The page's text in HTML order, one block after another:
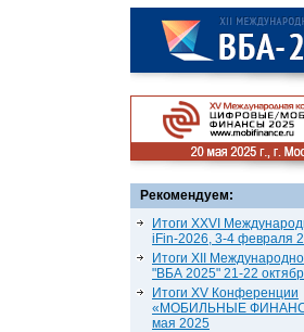
Рекомендуем:
Итоги XXVI
iFin-2026, 3-4 февраля
Итоги XII
"ВБА 2025" 21-22
Итоги XV Конференции
«МОБИЛЬНЫЕ
мая 2025